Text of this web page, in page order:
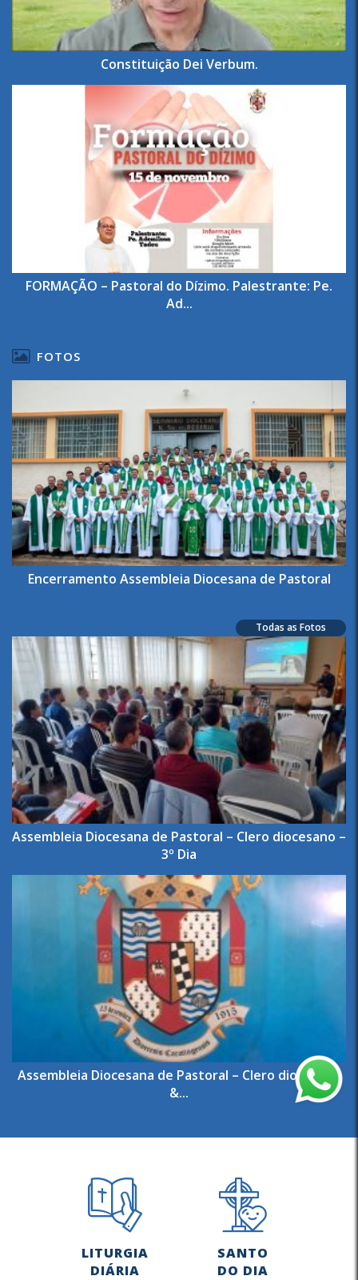
Constituição Dei Verbum.
FORMAÇÃO – Pastoral do Dízimo. Palestrante: Pe.
Ad...
FOTOS
Encerramento Assembleia Diocesana de Pastoral
Todas as Fotos
Assembleia Diocesana de Pastoral – Clero diocesano –
3º Dia
Assembleia Diocesana de Pastoral – Clero diocesano
&...
LITURGIA
DIÁRIA
SANTO
DO DIA